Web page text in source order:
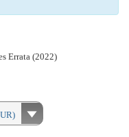
Errata (2022)